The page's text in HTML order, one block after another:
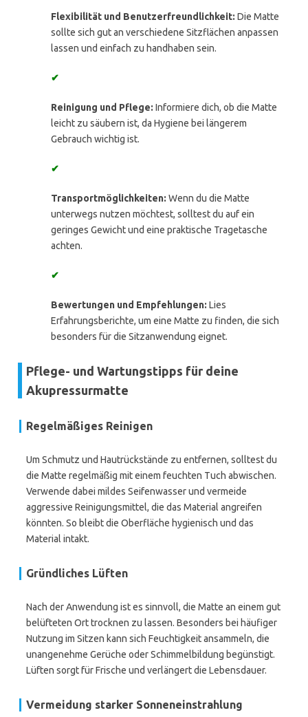
Flexibilität und Benutzerfreundlichkeit: Die Matte
sollte sich gut an verschiedene Sitzflächen anpassen
lassen und einfach zu handhaben sein.
✔
Reinigung und Pflege: Informiere dich, ob die Matte
leicht zu säubern ist, da Hygiene bei längerem
Gebrauch wichtig ist.
✔
Transportmöglichkeiten: Wenn du die Matte
unterwegs nutzen möchtest, solltest du auf ein
geringes Gewicht und eine praktische Tragetasche
achten.
✔
Bewertungen und Empfehlungen: Lies
Erfahrungsberichte, um eine Matte zu finden, die sich
besonders für die Sitzanwendung eignet.
Pflege- und Wartungstipps für deine
Akupressurmatte
Regelmäßiges Reinigen
Um Schmutz und Hautrückstände zu entfernen, solltest du
die Matte regelmäßig mit einem feuchten Tuch abwischen.
Verwende dabei mildes Seifenwasser und vermeide
aggressive Reinigungsmittel, die das Material angreifen
könnten. So bleibt die Oberfläche hygienisch und das
Material intakt.
Gründliches Lüften
Nach der Anwendung ist es sinnvoll, die Matte an einem gut
belüfteten Ort trocknen zu lassen. Besonders bei häufiger
Nutzung im Sitzen kann sich Feuchtigkeit ansammeln, die
unangenehme Gerüche oder Schimmelbildung begünstigt.
Lüften sorgt für Frische und verlängert die Lebensdauer.
Vermeidung starker Sonneneinstrahlung